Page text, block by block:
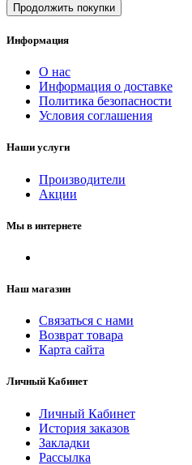
Продолжить покупки
Информация
О нас
Информация о доставке
Политика безопасности
Условия соглашения
Наши услуги
Производители
Акции
Мы в интернете
Наш магазин
Связаться с нами
Возврат товара
Карта сайта
Личный Кабинет
Личный Кабинет
История заказов
Закладки
Рассылка